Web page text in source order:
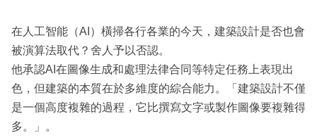
在人工智能（AI）橫掃各行各業的今天，建築設計是否也會
被演算法取代？舍人予以否認。
他承認AI在圖像生成和處理法律合同等特定任務上表現出
色，但建築的本質在於多維度的綜合能力。「建築設計不僅
是一個高度複雜的過程，它比撰寫文字或製作圖像要複雜得
多。」。